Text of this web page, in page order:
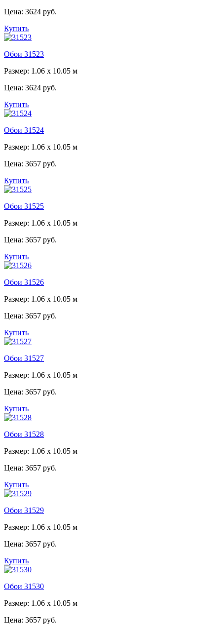
Цена: 3624 руб.
Купить
Обои 31523
Размер: 1.06 x 10.05 м
Цена: 3624 руб.
Купить
Обои 31524
Размер: 1.06 x 10.05 м
Цена: 3657 руб.
Купить
Обои 31525
Размер: 1.06 x 10.05 м
Цена: 3657 руб.
Купить
Обои 31526
Размер: 1.06 x 10.05 м
Цена: 3657 руб.
Купить
Обои 31527
Размер: 1.06 x 10.05 м
Цена: 3657 руб.
Купить
Обои 31528
Размер: 1.06 x 10.05 м
Цена: 3657 руб.
Купить
Обои 31529
Размер: 1.06 x 10.05 м
Цена: 3657 руб.
Купить
Обои 31530
Размер: 1.06 x 10.05 м
Цена: 3657 руб.